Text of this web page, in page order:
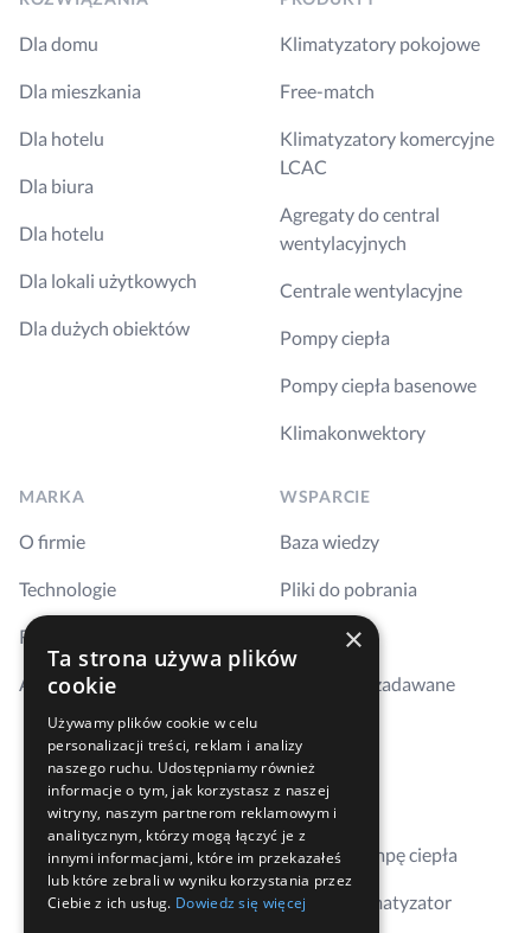
Dla domu
Dla mieszkania
Dla hotelu
Dla biura
Dla hotelu
Dla lokali użytkowych
Dla dużych obiektów
Klimatyzatory pokojowe
Free-match
Klimatyzatory komercyjne
LCAC
Agregaty do central
wentylacyjnych
Centrale wentylacyjne
Pompy ciepła
Pompy ciepła basenowe
Klimakonwektory
MARKA
O firmie
Technologie
Realizacje
Aktualności
WSPARCIE
Baza wiedzy
Pliki do pobrania
Szkolenia
Najczęściej zadawane
Kontakt
Gdzie kupić
Dobierz pompę ciepła
Dobierz klimatyzator
×
Ta strona używa plików
cookie
Używamy plików cookie w celu
personalizacji treści, reklam i analizy
naszego ruchu. Udostępniamy również
informacje o tym, jak korzystasz z naszej
witryny, naszym partnerom reklamowym i
analitycznym, którzy mogą łączyć je z
innymi informacjami, które im przekazałeś
lub które zebrali w wyniku korzystania przez
Ciebie z ich usług. Dowiedz się więcej